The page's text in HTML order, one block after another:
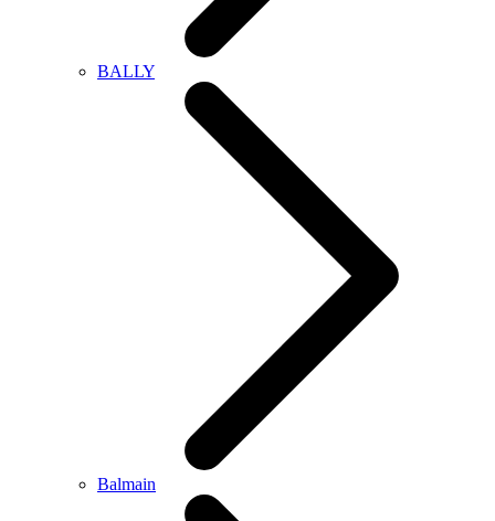
BALLY
Balmain